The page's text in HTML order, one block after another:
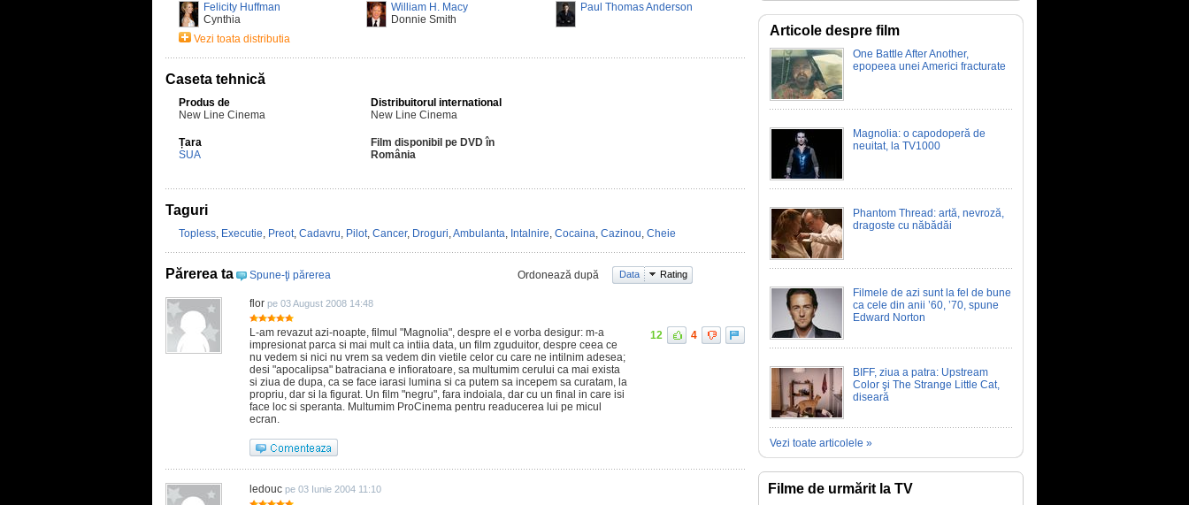
Felicity Huffman
Cynthia
William H. Macy
Donnie Smith
Paul Thomas Anderson
Vezi toata distributia
Caseta tehnică
Produs de
New Line Cinema
Distribuitorul international
New Line Cinema
Țara
SUA
Film disponibil pe DVD în
România
Taguri
Topless, Executie, Preot, Cadavru, Pilot, Cancer, Droguri,Ambulanta, Intalnire, Cocaina, Cazinou, Cheie
Părerea ta Spune-ţi părerea Ordonează după Data Rating
flor pe 03 August 2008 14:48
L-am revazut azi-noapte, filmul "Magnolia", despre el e vorba desigur: m-a
impresionat parca si mai mult ca intiia data, un film zguduitor, despre ceea ce
nu vedem si nici nu vrem sa vedem din vietile celor cu care ne intilnim adesea;
desi "apocalipsa" batraciana e infioratoare, sa multumim cerului ca mai exista
si ziua de dupa, ca se face iarasi lumina si ca putem sa incepem sa curatam, la
propriu, dar si la figurat. Un film "negru", fara indoiala, dar cu un final in care isi
face loc si speranta. Multumim ProCinema pentru readucerea lui pe micul
ecran.
12 4
ledouc pe 03 Iunie 2004 11:10
Articole despre film
One Battle After Another,
epopeea unei Americi fracturate
Magnolia: o capodoperă de
neuitat, la TV1000
Phantom Thread: artă, nevroză,
dragoste cu năbădăi
Filmele de azi sunt la fel de bune
ca cele din anii ’60, ’70, spune
Edward Norton
BIFF, ziua a patra: Upstream
Color şi The Strange Little Cat,
diseară
Vezi toate articolele »
Filme de urmărit la TV